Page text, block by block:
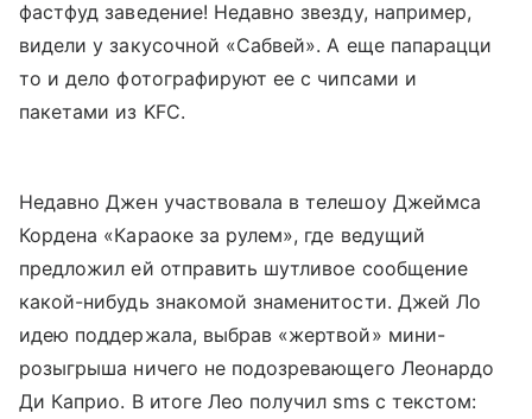
фастфуд заведение! Недавно звезду, например,
видели у закусочной «Сабвей». А еще папарацци
то и дело фотографируют ее с чипсами и
пакетами из KFC.
Недавно Джен участвовала в телешоу Джеймса
Кордена «Караоке за рулем», где ведущий
предложил ей отправить шутливое сообщение
какой-нибудь знакомой знаменитости. Джей Ло
идею поддержала, выбрав «жертвой» мини-
розыгрыша ничего не подозревающего Леонардо
Ди Каприо. В итоге Лео получил sms с текстом: